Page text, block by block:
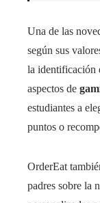
Una de las
según sus
la identificación
aspectos de
estudiantes a
puntos o
OrderEat
padres sobre la